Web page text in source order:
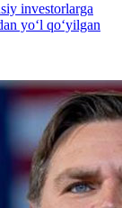
investorlarga
yo‘l qo‘yilgan